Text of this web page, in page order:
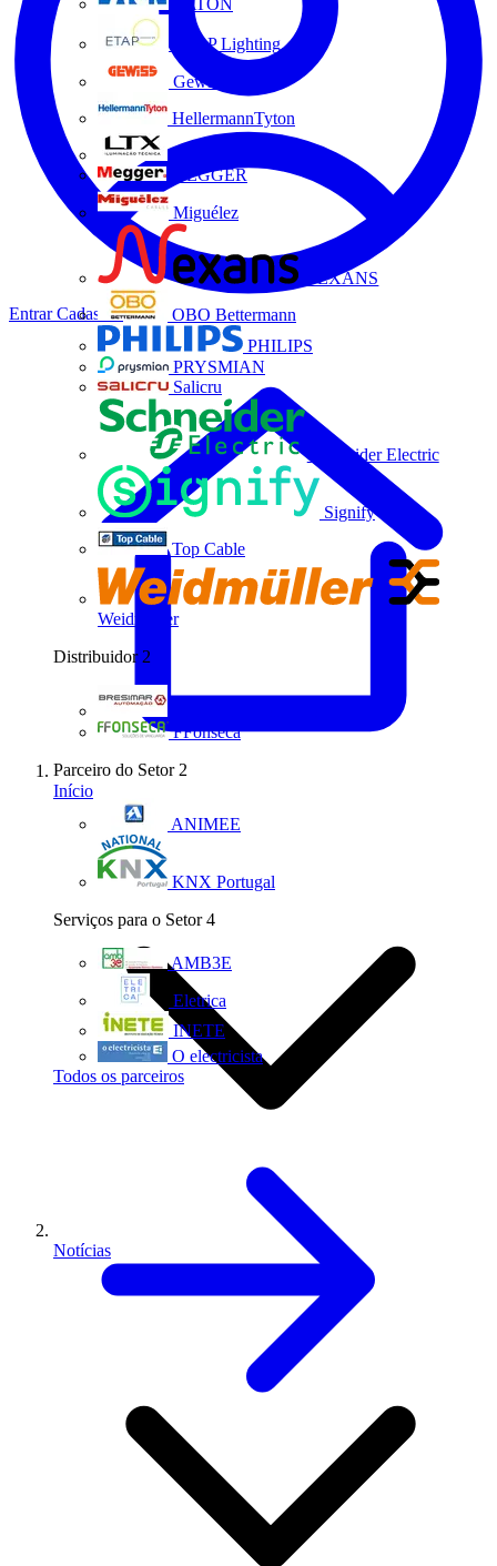
EATON
ETAP Lighting
Gewiss
HellermannTyton
MEGGER
Miguélez
NEXANS
OBO Bettermann
PHILIPS
PRYSMIAN
Salicru
Schneider Electric
Signify
Top Cable
Weidmüller
Distribuidor 2
FFonseca
Parceiro do Setor 2
ANIMEE
KNX Portugal
Serviços para o Setor 4
AMB3E
Eletrica
INETE
O electricista
Todos os parceiros
EntrarCadastrar
Início
Notícias